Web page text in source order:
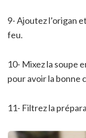
9- Ajoutez l’origan
feu.
10- Mixez la soupe
pour avoir la bonne
11- Filtrez la